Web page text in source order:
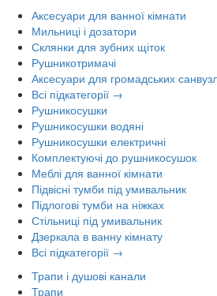
Аксесуари для ванної кімнати
Мильниці і дозатори
Склянки для зубних щіток
Рушникотримачі
Аксесуари для громадських
Всі підкатегорії →
Рушникосушки
Рушникосушки водяні
Рушникосушки електричні
Комплектуючі до рушникосушок
Меблі для ванної кімнати
Підвісні тумби під умивальник
Підлогові тумби на ніжках
Стільниці під умивальник
Дзеркала в ванну кімнату
Всі підкатегорії →
Трапи і душові канали
Трапи